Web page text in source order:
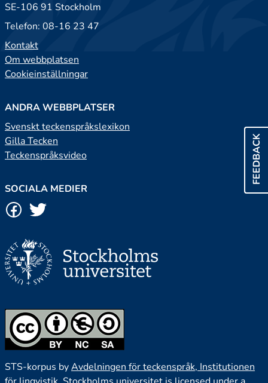
FEEDBACK
SE-106 91 Stockholm
Telefon: 08-16 23 47
Kontakt
Om webbplatsen
Cookieinställningar
ANDRA WEBBPLATSER
Svenskt teckenspråkslexikon
Gilla Tecken
Teckenspråksvideo
SOCIALA MEDIER
STS-korpus byAvdelningen för teckenspråk, Institutionen